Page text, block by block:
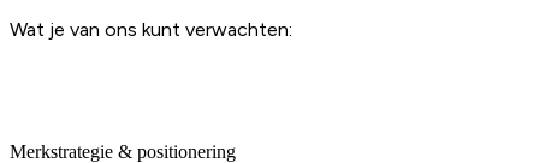
Wat je van ons kunt verwachten:
Merkstrategie & positionering